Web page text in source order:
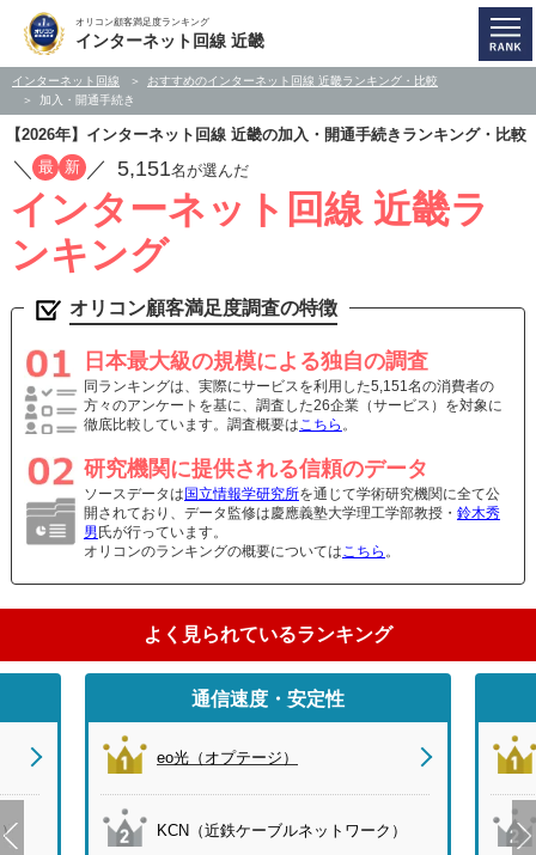
オリコン顧客満足度ランキング
インターネット回線 近畿
インターネット回線
おすすめのインターネット回線 近畿ランキング・比較
加入・開通手続き
【2026年】インターネット回線 近畿の加入・開通手続きランキング・比較
／ 最 新 ／ 5,151名が選んだ
インターネット回線 近畿ラ
ンキング
オリコン顧客満足度調査の特徴
日本最大級の規模による独自の調査
同ランキングは、実際にサービスを利用した5,151名の消費者の
方々のアンケートを基に、調査した26企業（サービス）を対象に
徹底比較しています。調査概要はこちら 。
研究機関に提供される信頼のデータ
ソースデータは 国立情報学研究所を通じて学術研究機関に全て公
開されており、データ監修は慶應義塾大学理工学部教授・ 鈴木秀
男 氏が行っています。
オリコンのランキングの概要についてはこちら 。
よく見られているランキング
通信速度・安定性
eo光（オプテージ）
KCN（近鉄ケーブルネットワーク）